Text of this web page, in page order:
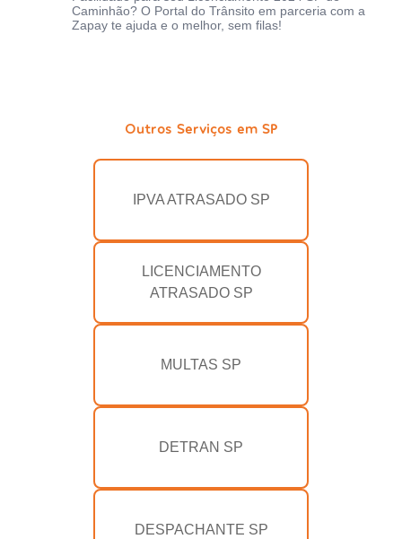
Caminhão? O Portal do Trânsito em parceria com a
Zapay te ajuda e o melhor, sem filas!
Outros Serviços em SP
IPVA ATRASADO SP
LICENCIAMENTO
ATRASADO SP
MULTAS SP
DETRAN SP
DESPACHANTE SP